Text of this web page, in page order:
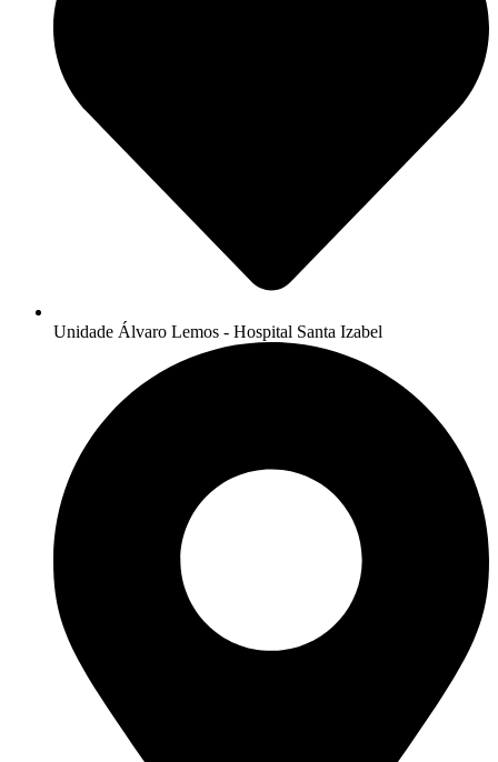
Unidade Álvaro Lemos - Hospital Santa Izabel